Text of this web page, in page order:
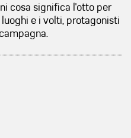
cosa significa l'otto per
e i volti, protagonisti